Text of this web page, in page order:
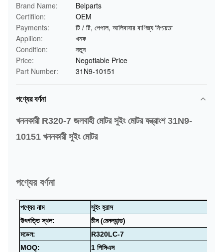
Brand Name:
Belparts
Certifiion:
OEM
Payments:
টি / টি, পেপাল, আলিবাবার বাণিজ্য নিশ্চয়তা
Appliion:
খনক
Condition:
নতুন
Price:
Negotiable Price
Part Number:
31N9-10151
পণ্যের বর্ণনা
খননকারী R320-7 জলবাহী মোটর সুইং মোটর যন্ত্রাংশ 31N9-
10151 খননকারী সুইং মোটর
পণ্যের বর্ণনা
পণ্যের নাম
সুইং হ্রাস
উৎপত্তি স্থল:
চীন (মেনল্যান্ড)
মডেল:
R320LC-7
MOQ:
1 পিসিএস